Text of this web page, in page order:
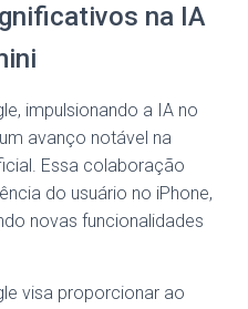
na IA
impulsionando a IA no
avanço notável na
Essa colaboração
do usuário no iPhone,
novas funcionalidades
visa proporcionar ao